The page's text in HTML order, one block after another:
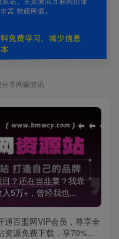
分享网赚资讯
？还在当韭菜？我靠
5万+，曾经我也...
通百盟网VIP会员，尊享全
资源免费下载，享70%的